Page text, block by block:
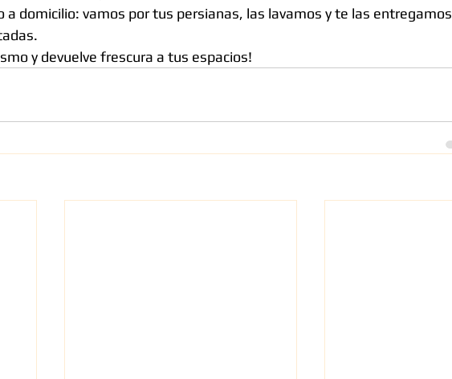
a domicilio: vamos por tus persianas, las lavamos y te las entregamos
y devuelve frescura a tus espacios!